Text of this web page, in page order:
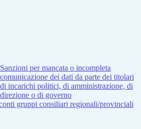
Sanzioni per mancata o incompleta
comunicazione dei dati da parte dei titolari
di incarichi politici, di amministrazione, di
direzione o di governo
gruppi consiliari regionali/provinciali